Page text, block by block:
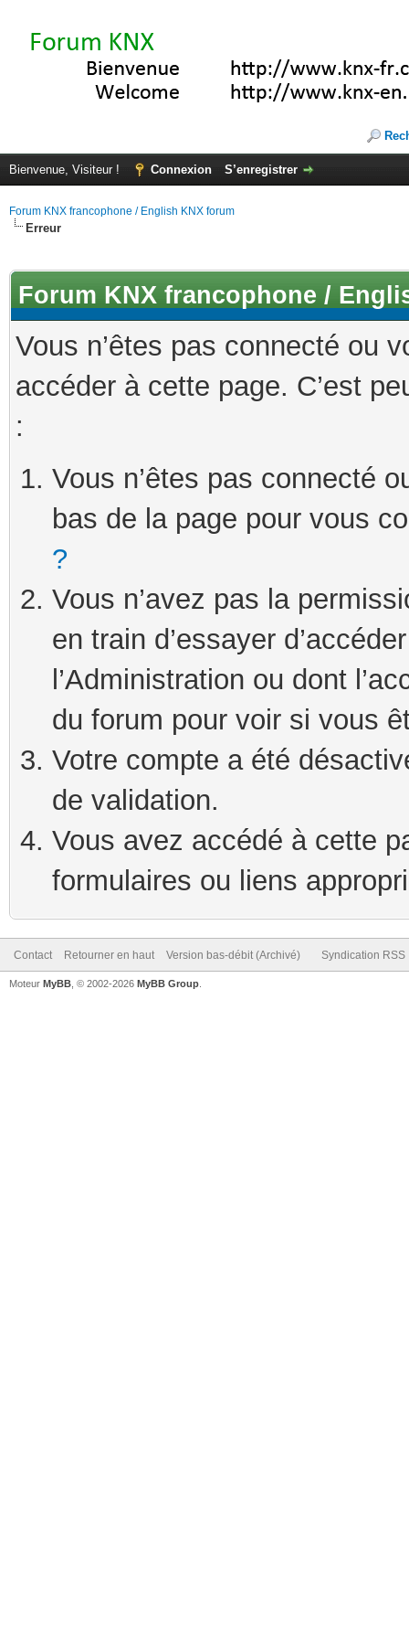
Bienvenue, Visiteur ! Connexion S’enregistrer
Forum KNX francophone / English KNX forum
Erreur
Forum KNX francophone /
Vous n’êtes pas connecté ou
accéder à cette page. C’est
:
Vous n’êtes pas connecté
bas de la page pour vous
?
Vous n’avez pas la
en train d’essayer
l’Administration ou dont
du forum pour voir si vous
Votre compte a été
de validation.
Vous avez accédé à cette
formulaires ou liens
Contact Retourner en haut Version bas-débit (Archivé) Syndication RSS
Moteur MyBB , © 2002-2026 MyBB Group